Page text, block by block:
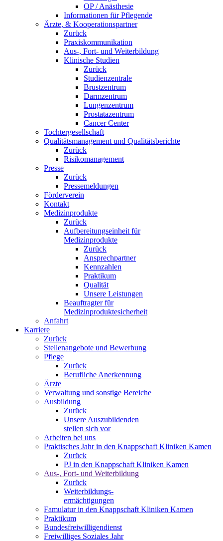
OP / Anästhesie
Informationen für Pflegende
Ärzte, & Kooperationspartner
Zurück
Praxiskommunikation
Aus-, Fort- und Weiterbildung
Klinische Studien
Zurück
Studienzentrale
Brustzentrum
Darmzentrum
Lungenzentrum
Prostatazentrum
Cancer Center
Tochtergesellschaft
Qualitätsmanagement und Qualitätsberichte
Zurück
Risikomanagement
Presse
Zurück
Pressemeldungen
Förderverein
Kontakt
Medizinprodukte
Zurück
Aufbereitungseinheit für
Medizinprodukte
Zurück
Ansprechpartner
Kennzahlen
Praktikum
Qualität
Unsere Leistungen
Beauftragter für
Medizinproduktesicherheit
Anfahrt
Karriere
Zurück
Stellenangebote und Bewerbung
Pflege
Zurück
Berufliche Anerkennung
Ärzte
Verwaltung und sonstige Bereiche
Ausbildung
Zurück
Unsere Auszubildenden
stellen sich vor
Arbeiten bei uns
Praktisches Jahr in den Knappschaft Kliniken Kamen
Zurück
PJ in den Knappschaft Kliniken Kamen
Aus-, Fort- und Weiterbildung
Zurück
Weiterbildungs-
ermächtigungen
Famulatur in den Knappschaft Kliniken Kamen
Praktikum
Bundesfreiwilligendienst
Freiwilliges Soziales Jahr